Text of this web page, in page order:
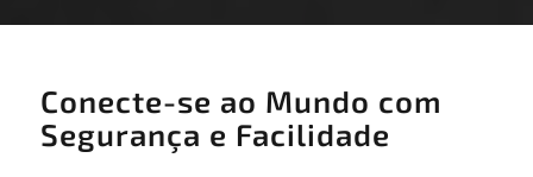
Conecte-se ao Mundo com
Segurança e Facilidade